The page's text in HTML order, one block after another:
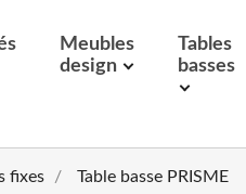
Meubles
design
Tables
basses
fixes Table basse PRISME